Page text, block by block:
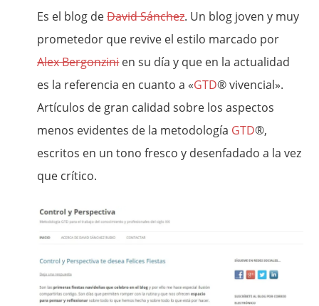
Es el blog deDavid Sánchez. Un blog joven y muy
prometedor que revive el estilo marcado por
Alex Bergonzinien su día y que en la actualidad
es la referencia en cuanto a «GTD® vivencial».
Artículos de gran calidad sobre los aspectos
menos evidentes de la metodología GTD®,
escritos en un tono fresco y desenfadado a la vez
que crítico.